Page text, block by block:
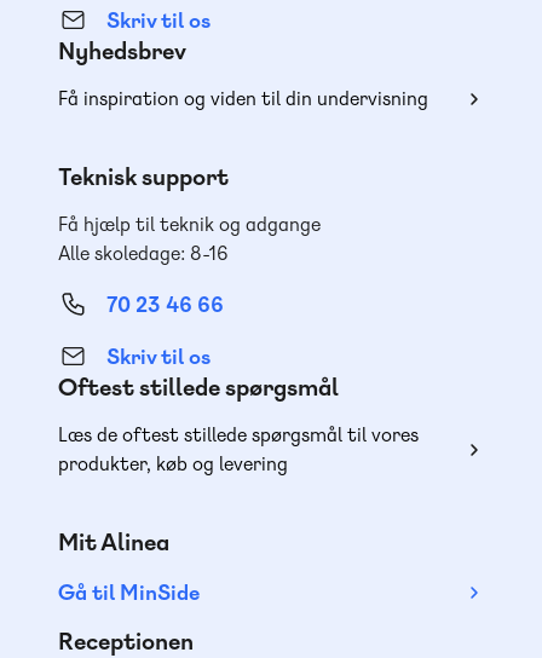
Skriv til os
Nyhedsbrev
Få inspiration og viden til din undervisning
Teknisk support
Få hjælp til teknik og adgange
Alle skoledage: 8-16
70 23 46 66
Skriv til os
Oftest stillede spørgsmål
Læs de oftest stillede spørgsmål til vores
produkter, køb og levering
Mit Alinea
Gå til MinSide
Receptionen